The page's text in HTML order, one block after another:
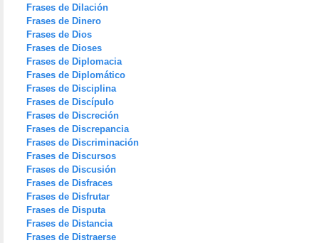
Frases de Dilación
Frases de Dinero
Frases de Dios
Frases de Dioses
Frases de Diplomacia
Frases de Diplomático
Frases de Disciplina
Frases de Discípulo
Frases de Discreción
Frases de Discrepancia
Frases de Discriminación
Frases de Discursos
Frases de Discusión
Frases de Disfraces
Frases de Disfrutar
Frases de Disputa
Frases de Distancia
Frases de Distraerse